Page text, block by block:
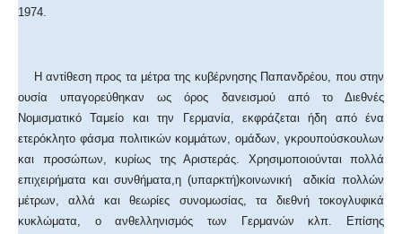
1974.
Η αντίθεση προς τα μέτρα της κυβέρνησης Παπανδρέου, που στην
ουσία υπαγορεύθηκαν ως όρος δανεισμού από το Διεθνές
Νομισματικό Ταμείο και την Γερμανία, εκφράζεται ήδη από ένα
ετερόκλητο φάσμα πολιτικών κομμάτων, ομάδων, γκρουπούσκουλων
και προσώπων, κυρίως της Αριστεράς. Χρησιμοποιούνται πολλά
επιχειρήματα και συνθήματα,η (υπαρκτή)κοινωνική αδικία πολλών
μέτρων, αλλά και θεωρίες συνομωσίας, τα διεθνή τοκογλυφικά
κυκλώματα, ο ανθελληνισμός των Γερμανών κλπ. Επίσης